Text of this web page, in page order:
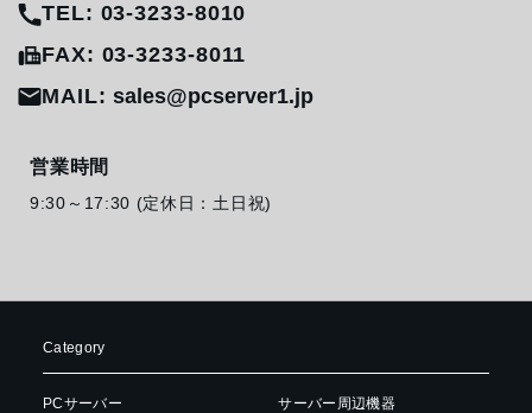
TEL: 03-3233-8010
FAX: 03-3233-8011
MAIL:sales@pcserver1.jp
営業時間
9:30～17:30 (定休日：土日祝)
Category
PCサーバー サーバー周辺機器